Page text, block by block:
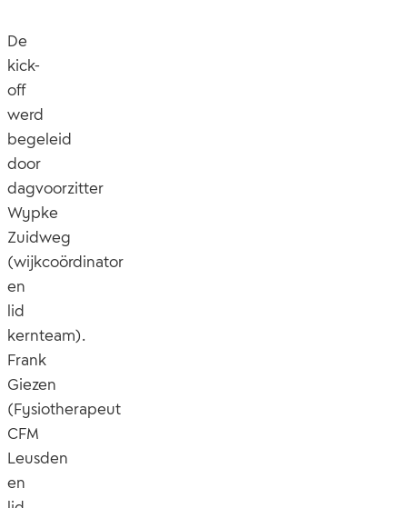
De
kick-
off
werd
begeleid
door
dagvoorzitter
Wypke
Zuidweg
(wijkcoördinator
en
lid
kernteam).
Frank
Giezen
(Fysiotherapeut
CFM
Leusden
en